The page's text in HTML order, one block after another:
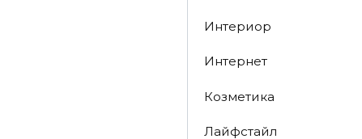
Интериор
Интернет
Козметика
Лайфстайл